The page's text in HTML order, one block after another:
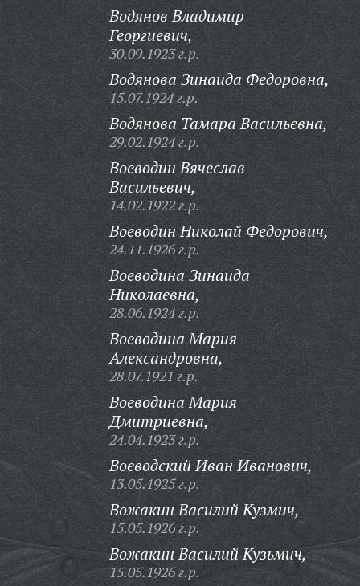
Водянов Владимир
Георгиевич,
30.09.1923 г.р.
Водянова Зинаида Федоровна,
15.07.1924 г.р.
Водянова Тамара Васильевна,
29.02.1924 г.р.
Воеводин Вячеслав
Васильевич,
14.02.1922 г.р.
Воеводин Николай Федорович,
24.11.1926 г.р.
Воеводина Зинаида
Николаевна,
28.06.1924 г.р.
Воеводина Мария
Александровна,
28.07.1921 г.р.
Воеводина Мария
Дмитриевна,
24.04.1923 г.р.
Воеводский Иван Иванович,
13.05.1925 г.р.
Вожакин Василий Кузмич,
15.05.1926 г.р.
Вожакин Василий Кузьмич,
15.05.1926 г.р.